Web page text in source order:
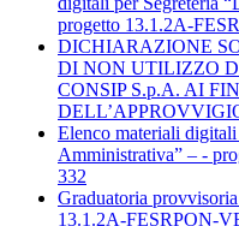
progetto 13.1.2A-
DICHIARAZIONE
DI NON UTILIZZO
CONSIP S.p.A. AI
Elenco materiali
Amministrativa” – -
332
Graduatoria
13.1.2A-FESRPON-